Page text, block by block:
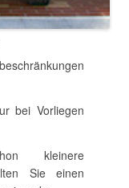
bei Vorliegen
kleinere
Sie einen